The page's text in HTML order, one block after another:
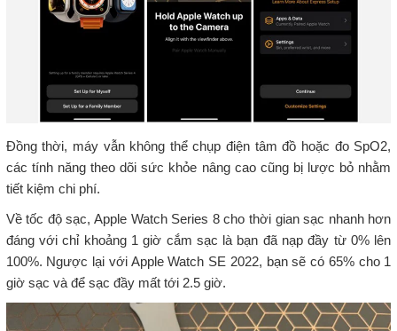
Đồng thời, máy vẫn không thể chụp điện tâm đồ hoặc đo SpO2,
các tính năng theo dõi sức khỏe nâng cao cũng bị lược bỏ nhằm
tiết kiệm chi phí.
Về tốc độ sạc, Apple Watch Series 8 cho thời gian sạc nhanh hơn
đáng với chỉ khoảng 1 giờ cắm sạc là bạn đã nạp đầy từ 0% lên
100%. Ngược lại với Apple Watch SE 2022, bạn sẽ có 65% cho 1
giờ sạc và để sạc đầy mất tới 2.5 giờ.